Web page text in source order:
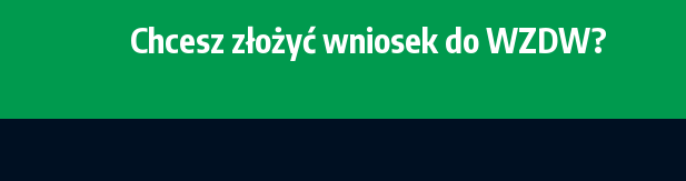
Chcesz złożyć wniosek do WZDW?